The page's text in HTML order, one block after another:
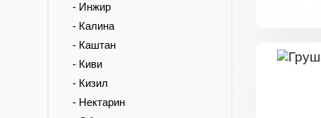
- Инжир
- Калина
- Каштан
- Киви
- Кизил
- Нектарин